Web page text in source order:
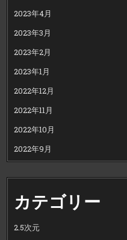
2023年4月
2023年3月
2023年2月
2023年1月
2022年12月
2022年11月
2022年10月
2022年9月
カテゴリー
2.5次元